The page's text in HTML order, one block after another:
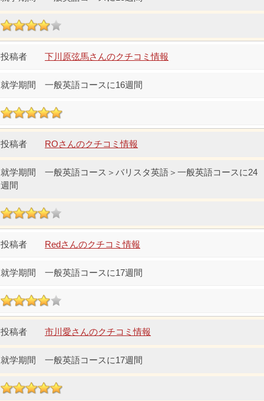
下川原弦馬さんのクチコミ情報
一般英語コースに16週間
ROさんのクチコミ情報
一般英語コース＞バリスタ英語＞一般英語コースに24
週間
Redさんのクチコミ情報
一般英語コースに17週間
市川愛さんのクチコミ情報
一般英語コースに17週間